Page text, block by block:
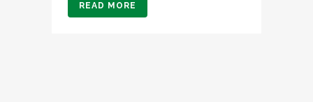
READ MORE